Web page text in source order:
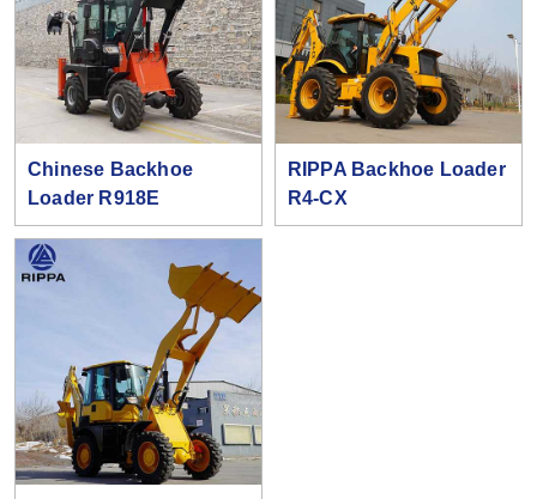
Chinese Backhoe
Loader R918E
RIPPA Backhoe Loader
R4-CX